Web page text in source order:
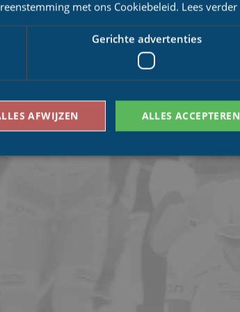
met ons Cookiebeleid. Lees verder
Gerichte advertenties
ALLES ACCEPTEREN
AFWIJZEN